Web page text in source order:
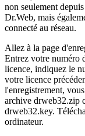
non seulement
Dr.Web, mais
connecté au réseau.
Allez à la page
Entrez votre numéro
licence, indiquez le
votre licence
l'enregistrement,
archive drweb32.zip
drweb32.key.
ordinateur.